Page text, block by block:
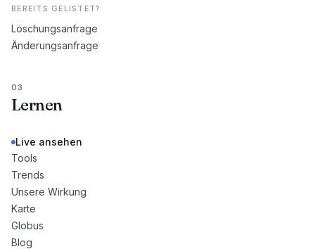
BEREITS GELISTET?
Löschungsanfrage
Änderungsanfrage
03
Lernen
Live ansehen
Tools
Trends
Unsere Wirkung
Karte
Globus
Blog